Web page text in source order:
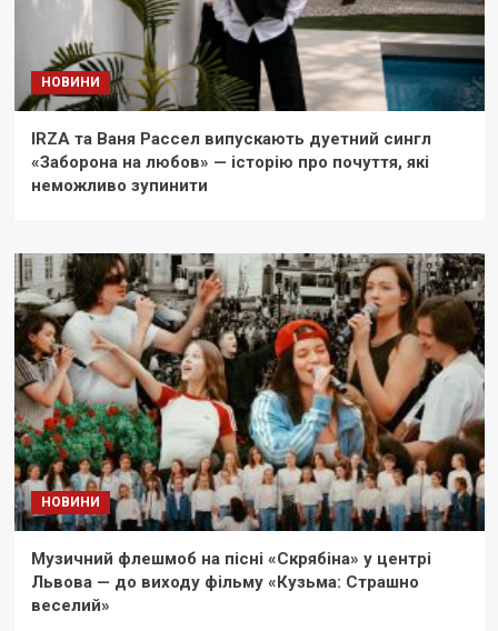
НОВИНИ
IRZA та Ваня Рассел випускають дуетний сингл
«Заборона на любов» — історію про почуття, які
неможливо зупинити
НОВИНИ
Музичний флешмоб на пісні «Скрябіна» у центрі
Львова — до виходу фільму «Кузьма: Страшно
веселий»